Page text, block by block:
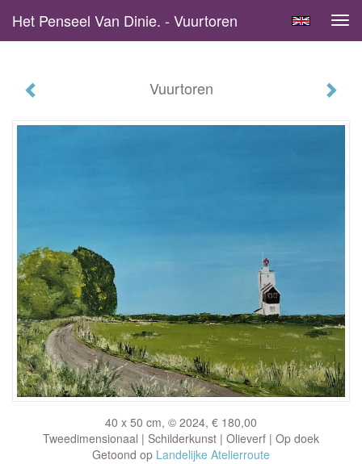
Het Penseel Van Dinie. - Vuurtoren
Vuurtoren
40 x 50 cm, © 2024, € 180,00
Tweedimensionaal | Schilderkunst | Olieverf | Op doek
Getoond op Landelijke Atelierroute